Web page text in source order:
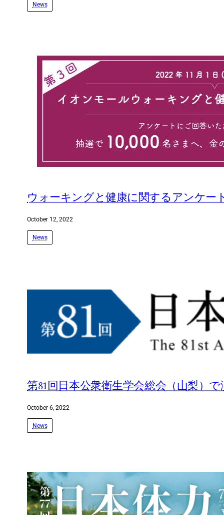
News
ウォーキングと健康に関するアンケー
October 12, 2022
News
第81回日本公衆衛生学会総会（山梨）
October 6, 2022
News